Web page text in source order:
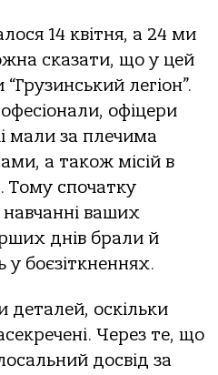
14 квітня, а 24 ми
сказати, що у цей
легіон”.
офіцери
мали за плечима
а також місій в
Тому спочатку
ваших
днів брали й
у боєзіткненнях.
деталей, оскільки
Через те, що
досвід за